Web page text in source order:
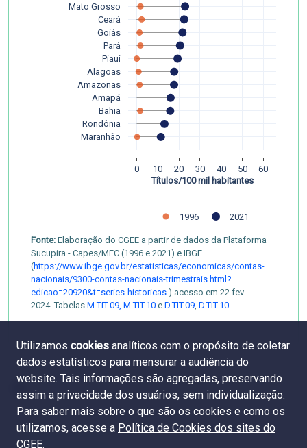
0 10 20 30 40 50 60
Maranhão
Rondônia
Bahia
Amapá
Amazonas
Alagoas
Piauí
Pará
Goiás
Ceará
Mato Grosso
1996 2021
Títulos/100 mil habitantes
Fonte: Elaboração do CGEE a partir de dados da Plataforma
Sucupira - Capes/MEC (1996 e 2021) e IBGE
(https://www.ibge.gov.br/estatisticas/economicas/contas-
nacionais/9300-contas-nacionais-trimestrais.html?
edicao=20920&t=series-historicas ) acesso em 22 fev
2024. Tabelas M.TIT.09, M.TIT.10 e D.TIT.09, D.TIT.10
Utilizamos cookies analíticos com o propósito de coletar
dados estatísticos para mensurar a audiência do
website. Tais informações são agregadas, preservando
assim a privacidade dos usuários, sem individualização.
Para saber mais sobre o que são os cookies e como os
utilizamos, acesse a Política de Cookies dos sites do
CGEE.